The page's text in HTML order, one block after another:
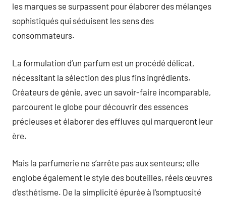
les marques se surpassent pour élaborer des mélanges
sophistiqués qui séduisent les sens des
consommateurs.
La formulation d’un parfum est un procédé délicat,
nécessitant la sélection des plus fins ingrédients.
Créateurs de génie, avec un savoir-faire incomparable,
parcourent le globe pour découvrir des essences
précieuses et élaborer des effluves qui marqueront leur
ère.
Mais la parfumerie ne s’arrête pas aux senteurs; elle
englobe également le style des bouteilles, réels œuvres
d’esthétisme. De la simplicité épurée à l’somptuosité